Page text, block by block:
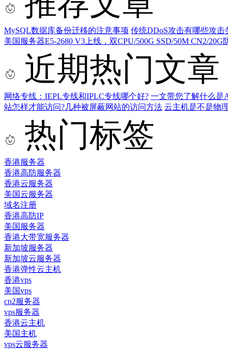
MySQL数据库备份迁移的注意事项 传统DDoS攻击有哪些攻击
美国服务器E5-2680 V3上线，双CPU/500G SSD/50M CN2/20G
近期热门文章
网络专线：IEPL专线和IPLC专线哪个好? 一文带您了解什么是
站怎样才能访问?几种被屏蔽网站的访问方法 云主机是不是物
热门标签
香港服务器
香港高防服务器
香港云服务器
美国云服务器
域名注册
香港高防IP
美国服务器
香港大带宽服务器
新加坡服务器
新加坡云服务器
香港弹性云主机
香港vps
美国vps
cn2服务器
vps服务器
香港云主机
美国主机
vps云服务器